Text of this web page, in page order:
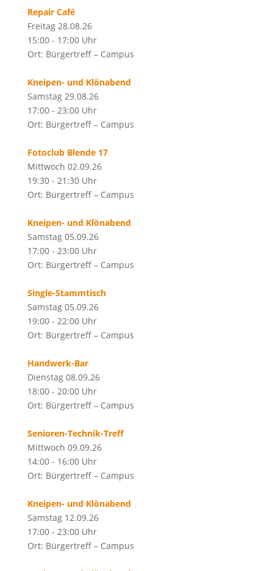
Repair Café
Freitag 28.08.26
15:00 - 17:00 Uhr
Ort: Bürgertreff – Campus
Kneipen- und Klönabend
Samstag 29.08.26
17:00 - 23:00 Uhr
Ort: Bürgertreff – Campus
Fotoclub Blende 17
Mittwoch 02.09.26
19:30 - 21:30 Uhr
Ort: Bürgertreff – Campus
Kneipen- und Klönabend
Samstag 05.09.26
17:00 - 23:00 Uhr
Ort: Bürgertreff – Campus
Single-Stammtisch
Samstag 05.09.26
19:00 - 22:00 Uhr
Ort: Bürgertreff – Campus
Handwerk-Bar
Dienstag 08.09.26
18:00 - 20:00 Uhr
Ort: Bürgertreff – Campus
Senioren-Technik-Treff
Mittwoch 09.09.26
14:00 - 16:00 Uhr
Ort: Bürgertreff – Campus
Kneipen- und Klönabend
Samstag 12.09.26
17:00 - 23:00 Uhr
Ort: Bürgertreff – Campus